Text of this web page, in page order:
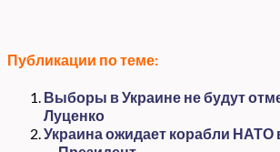
Публикации по теме:
Выборы в Украине не будут
Луценко
Украина ожидает корабли НАТО